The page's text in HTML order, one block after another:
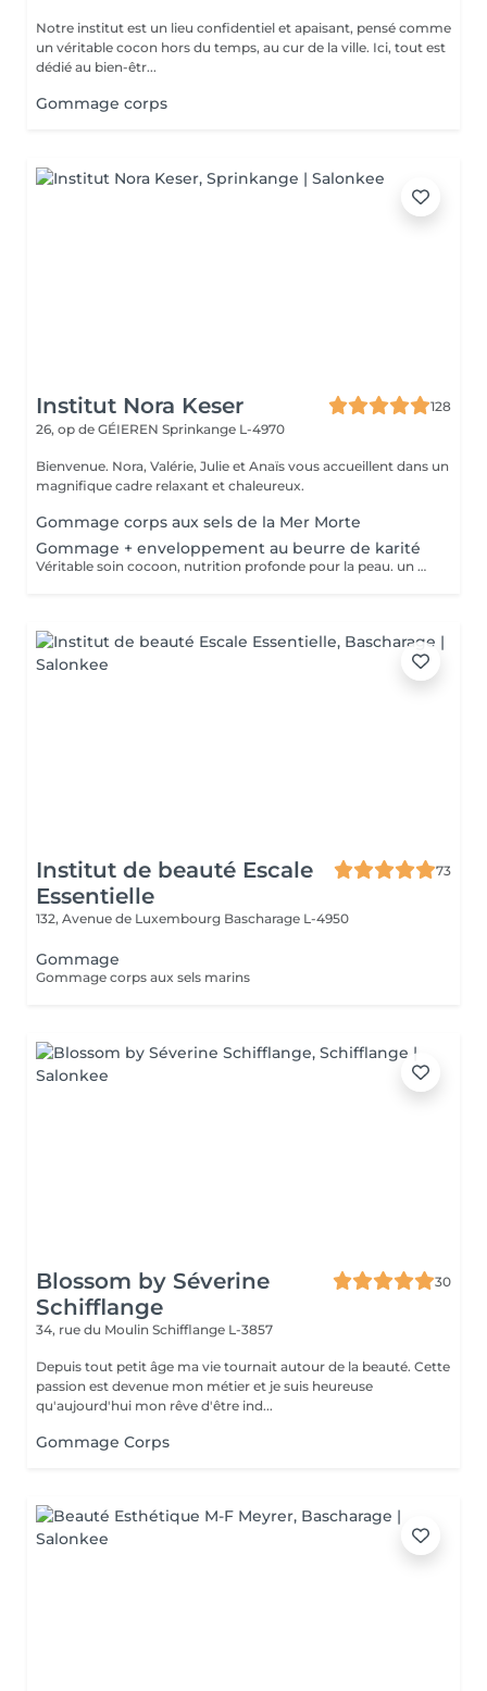
Notre institut est un lieu confidentiel et apaisant, pensé comme
un véritable cocon hors du temps, au cur de la ville. Ici, tout est
dédié au bien-êtr...
Gommage corps
Institut Nora Keser
128
26, op de GÉIEREN Sprinkange L-4970
Bienvenue. Nora, Valérie, Julie et Anaïs vous accueillent dans un
magnifique cadre relaxant et chaleureux.
Gommage corps aux sels de la Mer Morte
Gommage + enveloppement au beurre de karité
Véritable soin cocoon, nutrition profonde pour la peau. un moment idyllique hors du temps.
Institut de beauté Escale
Essentielle
73
132, Avenue de Luxembourg Bascharage L-4950
Gommage
Gommage corps aux sels marins
Blossom by Séverine
Schifflange
30
34, rue du Moulin Schifflange L-3857
Depuis tout petit âge ma vie tournait autour de la beauté. Cette
passion est devenue mon métier et je suis heureuse
qu'aujourd'hui mon rêve d'être ind...
Gommage Corps